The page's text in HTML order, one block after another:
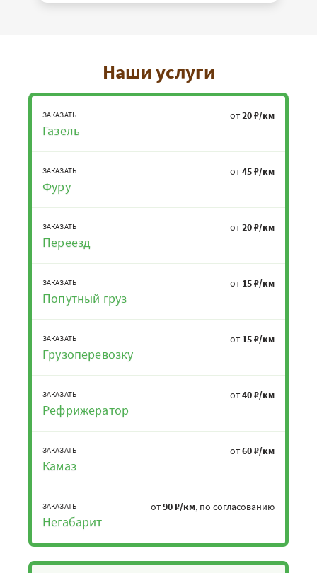
Наши услуги
ЗАКАЗАТЬ
Газель
от20 ₽/км
ЗАКАЗАТЬ
Фуру
от45 ₽/км
ЗАКАЗАТЬ
Переезд
от20 ₽/км
ЗАКАЗАТЬ
Попутный груз
от 15 ₽/км
ЗАКАЗАТЬ
Грузоперевозку
от 15 ₽/км
ЗАКАЗАТЬ
Рефрижератор
от40 ₽/км
ЗАКАЗАТЬ
Камаз
от60 ₽/км
ЗАКАЗАТЬ
Негабарит
от90 ₽/км, по согласованию